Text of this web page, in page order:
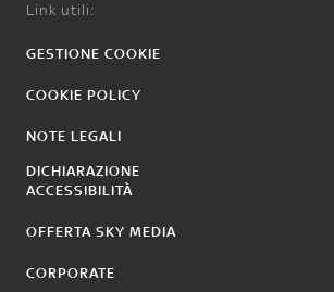
Link utili:
GESTIONE COOKIE
COOKIE POLICY
NOTE LEGALI
DICHIARAZIONE
ACCESSIBILITÀ
OFFERTA SKY MEDIA
CORPORATE